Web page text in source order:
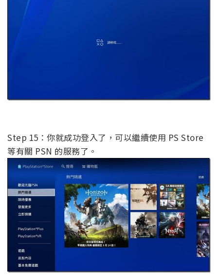
Step 15：你就成功登入了，可以繼續使用 PS Store
等有關 PSN 的服務了。